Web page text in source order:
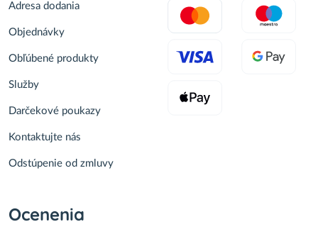
Adresa dodania
Objednávky
Obľúbené produkty
Služby
Darčekové poukazy
Kontaktujte nás
Odstúpenie od zmluvy
Ocenenia